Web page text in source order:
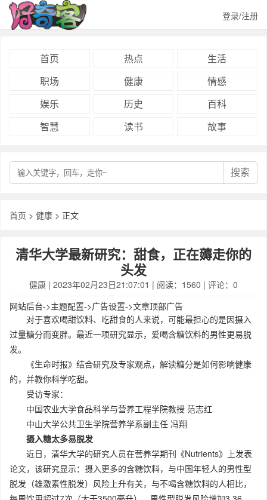
登录/注册
首页 热点
生活
职场
健康
情感
娱乐
历史
百科
智慧
读书 故事
搜索
首页 > 健康 > 正文
清华大学最新研究：甜食，正在薅走你的
头发
健康 | 2023年02月23日21:07:01 | 阅读：1560 | 评论：0
网站后台->主题配置->广告设置->文章顶部广告
对于喜欢喝甜饮料、吃甜食的人来说，可能最担心的是因摄入
过量糖分而变胖。最近一项研究显示，爱喝含糖饮料的男性更易脱
发。
《生命时报》结合研究及专家观点，解读糖分是如何影响健康
的，并教你科学吃甜。
受访专家：
中国农业大学食品科学与营养工程学院教授 范志红
中山大学公共卫生学院营养学系副主任 冯翔
摄入糖太多易脱发
近日，清华大学的研究人员在营养学期刊《Nutrients》上发表
论文，该研究显示：摄入更多的含糖饮料，与中国年轻人的男性型
脱发（雄激素性脱发）风险上升有关，与不喝含糖饮料的人相比，